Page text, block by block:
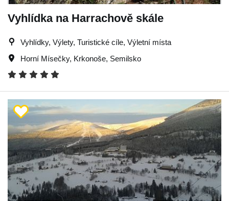
Vyhlídka na Harrachově skále
Vyhlídky, Výlety, Turistické cíle, Výletní místa
Horní Mísečky, Krkonoše, Semilsko